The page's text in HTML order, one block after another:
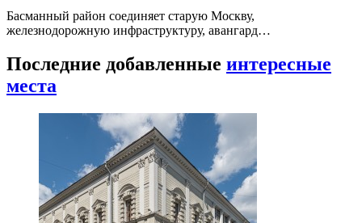
Басманный район соединяет старую Москву,
железнодорожную инфраструктуру, авангард…
Последние добавленные интересные
места